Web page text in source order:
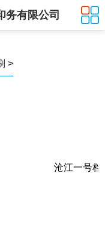
务有限公司
>